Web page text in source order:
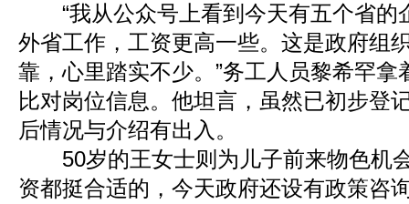
“我从公众号上看到今天有五个省的
外省工作，工资更高一些。这是政府组
靠，心里踏实不少。”务工人员黎希罕
比对岗位信息。他坦言，虽然已初步登
后情况与介绍有出入。
50岁的王女士则为儿子前来物色机
资都挺合适的，今天政府还设有政策咨